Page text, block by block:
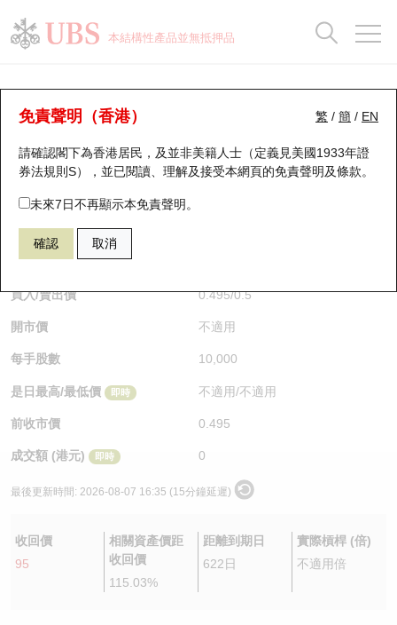
本結構性產品並無抵押品
繁 / 簡 / EN
免責聲明（香港）
請確認閣下為香港居民，及並非美籍人士（定義見美國1933年證
券法規則S），並已閱讀、理解及接受本網頁的免責聲明及條款。
未來7日不再顯示本免責聲明。
確認 取消
牛熊證分析儀
表現 街貨統計 比較
63034 瑞銀熊證 1024 快手
$0.495 即時
買入/賣出價 0.495/0.5
開市價 不適用
每手股數 10,000
是日最高/最低價 即時 不適用/不適用
前收市價 0.495
成交額 (港元) 即時 0
最後更新時間: 2026-08-07 16:35 (15分鐘延遲)
收回價
95
相關資產價距
收回價
115.03%
距離到期日
622日
實際槓桿 (倍)
不適用倍
瑞銀認股證一覽
新發行瑞銀認股證
即將到期認股證
認股證到期結算價查詢
認股證分析儀
認股證速算機
認股證/牛熊證日誌
認股證文件及公告
街貨統計
比較
牛熊全景快搜
牛熊證搜尋
牛熊證街貨分佈圖
正股牛熊證列表
新發行瑞銀牛熊證
已收回牛熊證剩餘價值
牛熊證到期結算價查詢
牛熊證分析儀
牛熊證文件及公告
街貨統計
比較
十大升幅/跌幅
十大認股證成交分佈
十天股證佔大市成交
資金流
街貨統計
三十大平均引伸波幅
正股分析儀
二十大活躍股份
恒指成份股
國指成份股
科指成份股
相關資產沽空
中資ETFs溢價比較
AH 股價對照
持股比重
顯示所有持股比重
每月輪證大市專題
輪證專欄
講座及教育短片
認股證投資者教育
牛熊證投資者教育
認股證牛熊證常問問題